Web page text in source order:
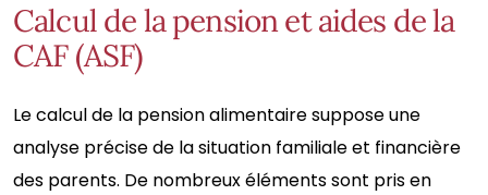
Calcul de la pension et aides de la
CAF (ASF)
Le calcul de la pension alimentaire suppose une
analyse précise de la situation familiale et financière
des parents. De nombreux éléments sont pris en